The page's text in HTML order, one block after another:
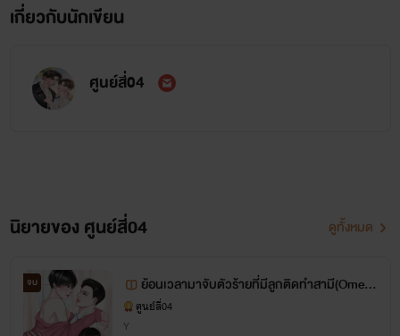
เกี่ยวกับนักเขียน
ศูนย์สี่04
นิยายของ ศูนย์สี่04 ดูทั้งหมด
จบ
ย้อนเวลามาจับตัวร้ายที่มีลูกติดทำสามี(Omega
verse)
ศูนย์สี่04
Y